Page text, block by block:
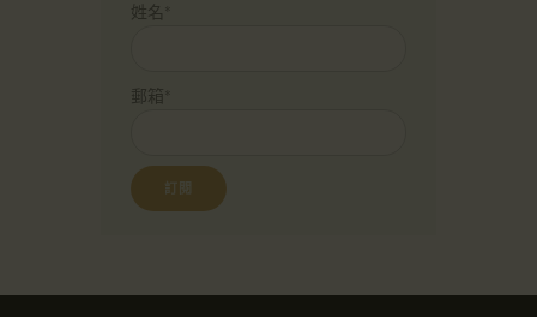
姓名*
郵箱*